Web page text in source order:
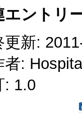
エントリ
更新:
者:
: 1.0